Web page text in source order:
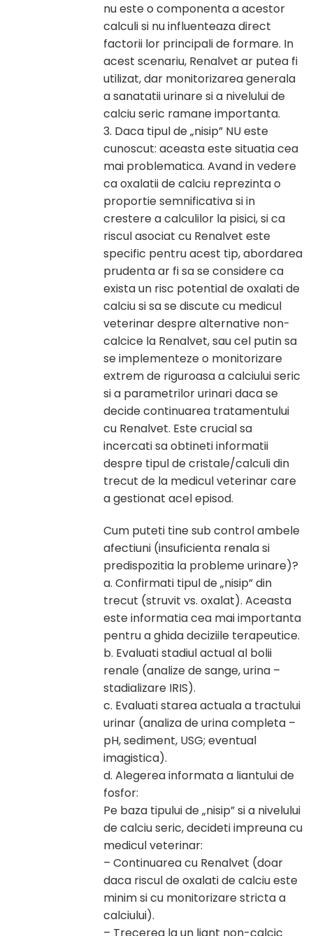
nu este o componenta a acestor
calculi si nu influenteaza direct
factorii lor principali de formare. In
acest scenariu, Renalvet ar putea fi
utilizat, dar monitorizarea generala
a sanatatii urinare si a nivelului de
calciu seric ramane importanta.
3. Daca tipul de „nisip” NU este
cunoscut: aceasta este situatia cea
mai problematica. Avand in vedere
ca oxalatii de calciu reprezinta o
proportie semnificativa si in
crestere a calculilor la pisici, si ca
riscul asociat cu Renalvet este
specific pentru acest tip, abordarea
prudenta ar fi sa se considere ca
exista un risc potential de oxalati de
calciu si sa se discute cu medicul
veterinar despre alternative non-
calcice la Renalvet, sau cel putin sa
se implementeze o monitorizare
extrem de riguroasa a calciului seric
si a parametrilor urinari daca se
decide continuarea tratamentului
cu Renalvet. Este crucial sa
incercati sa obtineti informatii
despre tipul de cristale/calculi din
trecut de la medicul veterinar care
a gestionat acel episod.
Cum puteti tine sub control ambele
afectiuni (insuficienta renala si
predispozitia la probleme urinare)?
a. Confirmati tipul de „nisip” din
trecut (struvit vs. oxalat). Aceasta
este informatia cea mai importanta
pentru a ghida deciziile terapeutice.
b. Evaluati stadiul actual al bolii
renale (analize de sange, urina –
stadializare IRIS).
c. Evaluati starea actuala a tractului
urinar (analiza de urina completa –
pH, sediment, USG; eventual
imagistica).
d. Alegerea informata a liantului de
fosfor:
Pe baza tipului de „nisip” si a nivelului
de calciu seric, decideti impreuna cu
medicul veterinar:
– Continuarea cu Renalvet (doar
daca riscul de oxalati de calciu este
minim si cu monitorizare stricta a
calciului).